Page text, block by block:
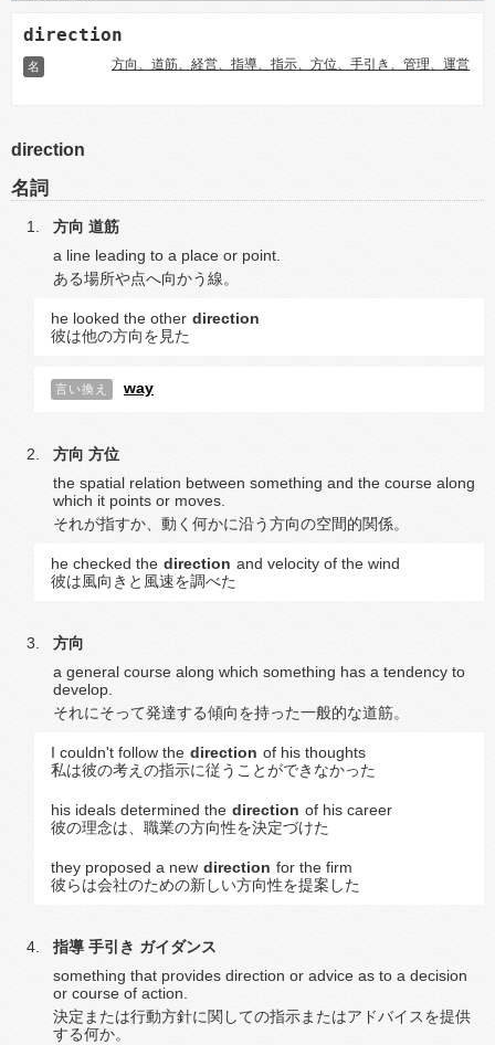
direction
名 方向、道筋、経営、指導、指示、方位、手引き、管理、運営
direction
名詞
方向 道筋
a line leading to a place or point.
ある場所や点へ向かう線。
he looked the other direction
彼は他の方向を見た
言い換え way
方向 方位
the spatial relation between something and the course along
which it points or moves.
それが指すか、動く何かに沿う方向の空間的関係。
he checked the direction and velocity of the wind
彼は風向きと風速を調べた
方向
a general course along which something has a tendency to
develop.
それにそって発達する傾向を持った一般的な道筋。
I couldn't follow the direction of his thoughts
私は彼の考えの指示に従うことができなかった
his ideals determined the direction of his career
彼の理念は、職業の方向性を決定づけた
they proposed a new direction for the firm
彼らは会社のための新しい方向性を提案した
指導 手引き ガイダンス
something that provides direction or advice as to a decision
or course of action.
決定または行動方針に関しての指示またはアドバイスを提供
する何か。